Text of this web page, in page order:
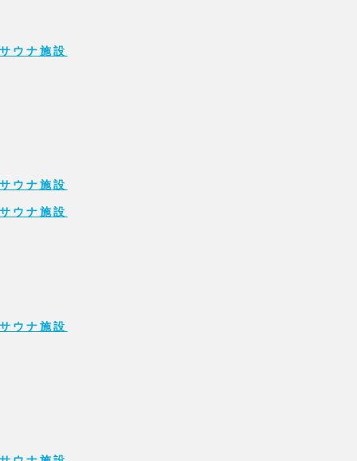
ウナ施設
ウナ施設
ウナ施設
ウナ施設